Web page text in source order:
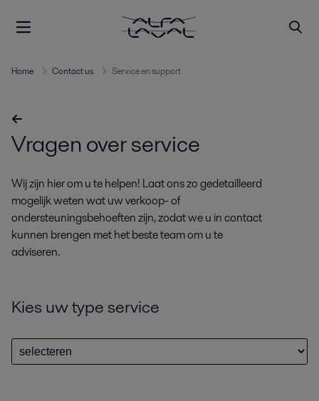
Home Contact us Service en support
Vragen over service
Wij zijn hier om u te helpen! Laat ons zo gedetailleerd
mogelijk weten wat uw verkoop- of
ondersteuningsbehoeften zijn, zodat we u in contact
kunnen brengen met het beste team om u te
adviseren.
Kies uw type service